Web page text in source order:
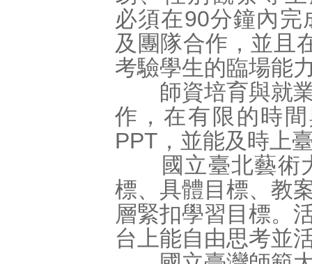
必須在90分鐘內
及團隊合作，並且
考驗學生的臨場能
師資培育與就業
作，在有限的時
PPT，並能及時上
國立臺北藝術大
標、具體目標、教
層緊扣學習目標。
台上能自由思考並